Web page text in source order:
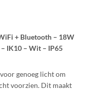
+ Bluetooth – 18W
IK10 – Wit – IP65
genoeg licht om
voorzien. Dit maakt